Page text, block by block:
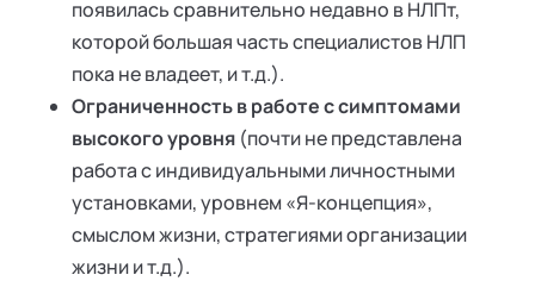
появилась сравнительно недавно в НЛПт,
которой большая часть специалистов НЛП
пока не владеет, и т.д.).
Ограниченность в работе с симптомами
высокого уровня (почти не представлена
работа с индивидуальными личностными
установками, уровнем «Я-концепция»,
смыслом жизни, стратегиями организации
жизни и т.д.).